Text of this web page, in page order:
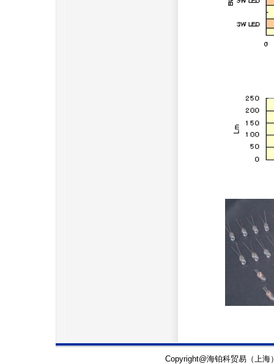
Copyright@海铂科贸易（上